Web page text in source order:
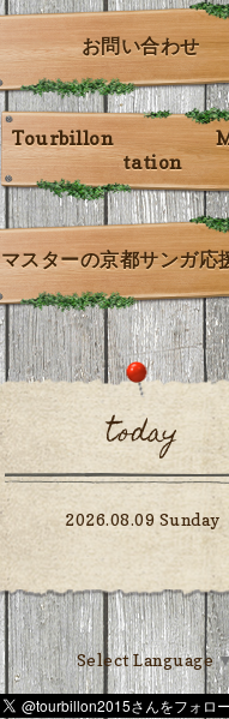
お問い合わせ
Tourbillon
tation
マスターの京都サンガ応
today
2026.08.09 Sunday
Select Language